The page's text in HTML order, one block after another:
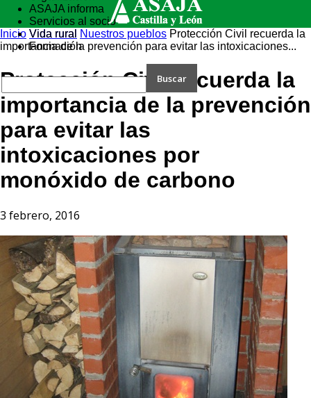
ASAJA informa
Servicios al socio
Vida rural
Formación
Inicio Vida rural Nuestros pueblos Protección Civil recuerda la
importancia de la prevención para evitar las intoxicaciones...
Protección Civil recuerda la
importancia de la prevención
para evitar las
intoxicaciones por
monóxido de carbono
3 febrero, 2016